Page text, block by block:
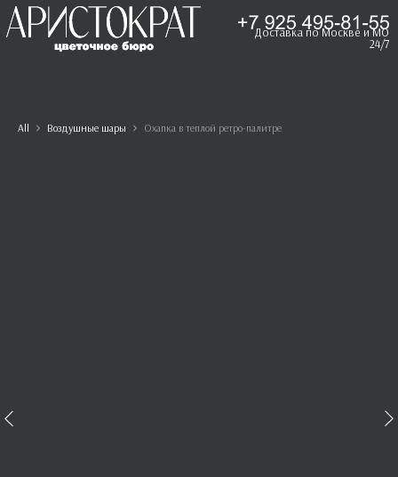
Доставка по Москве и МО
24/7
All Воздушные шары Охапка в теплой ретро-палитре